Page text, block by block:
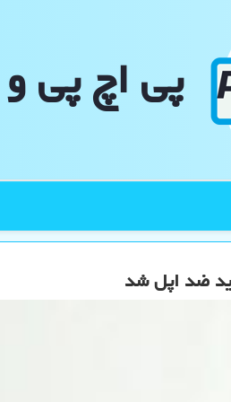
پی اچ پی
ضد اپل شد